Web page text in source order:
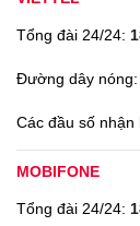
Tổng đài 24/24:
Đường dây nóng:
Các đầu số nhận
MOBIFONE
Tổng đài 24/24: